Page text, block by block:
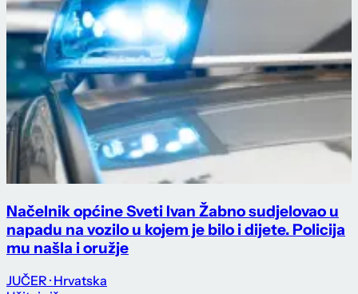
Načelnik općine Sveti Ivan Žabno sudjelovao u
napadu na vozilo u kojem je bilo i dijete. Policija
mu našla i oružje
JUČER · Hrvatska